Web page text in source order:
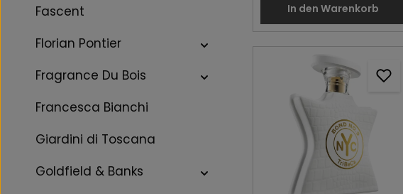
Fascent
Florian Pontier
Fragrance Du Bois
Francesca Bianchi
Giardini di Toscana
Goldfield & Banks
In den Warenkorb